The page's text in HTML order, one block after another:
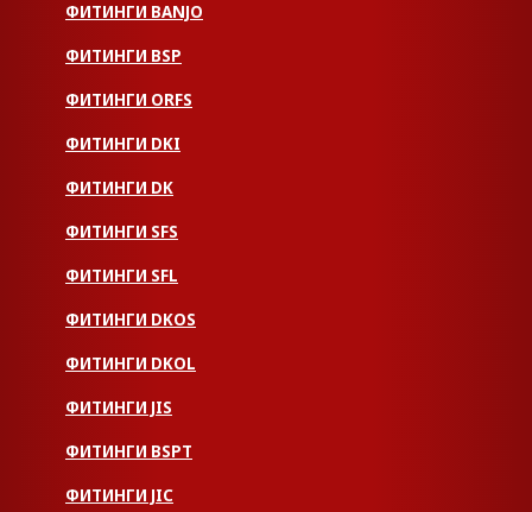
ФИТИНГИ BANJO
ФИТИНГИ BSP
ФИТИНГИ ORFS
ФИТИНГИ DKI
ФИТИНГИ DK
ФИТИНГИ SFS
ФИТИНГИ SFL
ФИТИНГИ DKOS
ФИТИНГИ DKOL
ФИТИНГИ JIS
ФИТИНГИ BSPT
ФИТИНГИ JIC